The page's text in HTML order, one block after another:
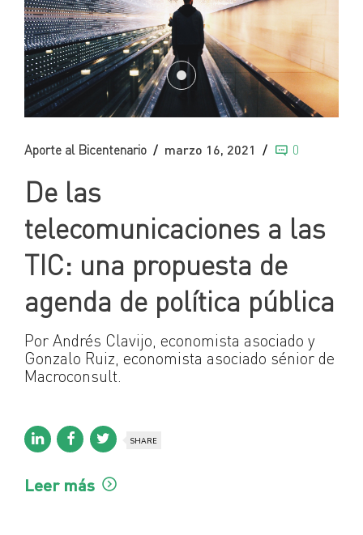
Aporte al Bicentenario marzo 16, 2021 0
De las
telecomunicaciones a las
TIC: una propuesta de
agenda de política pública
Por Andrés Clavijo, economista asociado y
Gonzalo Ruiz, economista asociado sénior de
Macroconsult.
SHARE
Leer más